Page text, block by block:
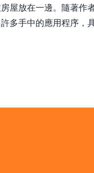
屋放在一邊。隨著作
多手中的應用程序，